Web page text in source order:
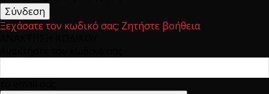
Ξεχάσατε τον κωδικό σας; Ζητήστε βοήθεια